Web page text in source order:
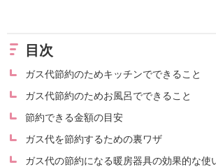
目次
ガス代節約のためキッチンでできること
ガス代節約のためお風呂でできること
節約できる金額の目安
ガス代を節約するための裏ワザ
ガス代の節約になる暖房器具の効果的な使